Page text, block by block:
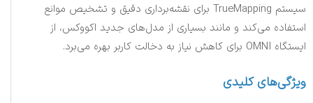
سیستم TrueMapping برای نقشه‌برداری دقیق و تشخیص موانع
استفاده می‌کند و مانند بسیاری از مدل‌های جدید اکووکس، از
ایستگاه OMNI برای کاهش نیاز به دخالت کاربر بهره می‌برد.
ویژگی‌های کلیدی